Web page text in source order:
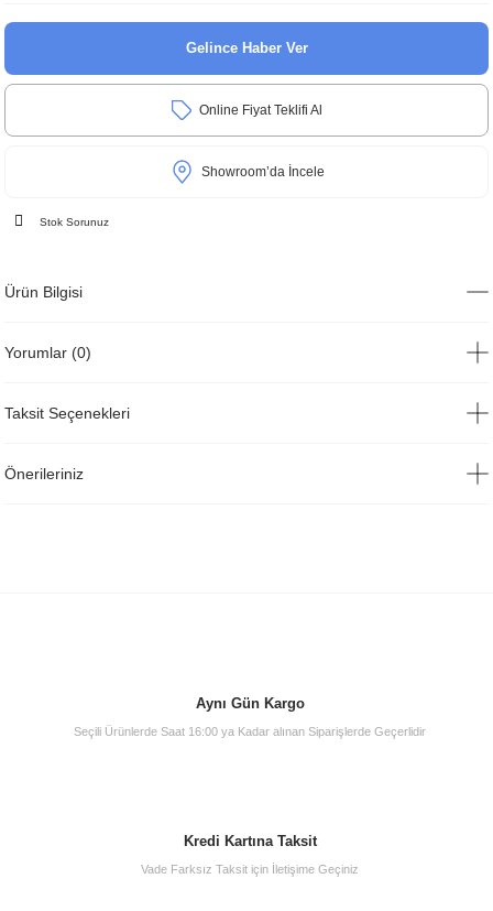
Gelince Haber Ver
Online Fiyat Teklifi Al
Showroom’da İncele
Stok Sorunuz
Ürün Bilgisi
Yorumlar (0)
Taksit Seçenekleri
Önerileriniz
Aynı Gün Kargo
Seçili Ürünlerde Saat 16:00 ya Kadar alınan Siparişlerde Geçerlidir
Kredi Kartına Taksit
Vade Farksız Taksit için İletişime Geçiniz